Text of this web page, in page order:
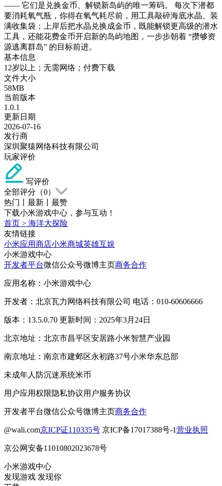
—— 它们是兑换金币、解锁新岛屿的唯一筹码。 每次下潜都
要消耗氧气瓶，你得在氧气耗尽前，用工具敲碎海底水晶、装
满收集袋；上岸后把水晶兑换成金币，既能解锁更高级的潜水
工具，还能花费金币开启新的岛屿地图，一步步朝着 “攒够资
源逃离群岛” 的目标前进。
基本信息
12岁以上；无需网络；付费下载
文件大小
58MB
当前版本
1.0.1
更新日期
2026-07-16
发行商
深圳聚猿网络科技有限公司
玩家评价
写评价
全部评分（0）
热门
最新
最赞
下载小米游戏中心，参与互动！
首页 > 海洋大探险
友情链接
小米应用商店小米商城英雄互娱
小米游戏中心
开发者平台微信公众号微博主页商务合作
应用名称：小米游戏中心
开发者：北京瓦力网络科技有限公司 电话：010-60606666
版本：13.5.0.70 更新时间：2025年3月24日
北京地址：北京市昌平区安居路小米智慧产业园
南京地址：南京市建邺区永初路37号小米华东总部
未成年人防沉迷系统米币
用户应用权限隐私协议用户服务协议
开发者平台微信公众号微博主页商务合作
@wali.com京ICP证110335号 京ICP备17017388号-1营业执照
京公网安备11010802023678号
小米游戏中心
发现游戏 发现你